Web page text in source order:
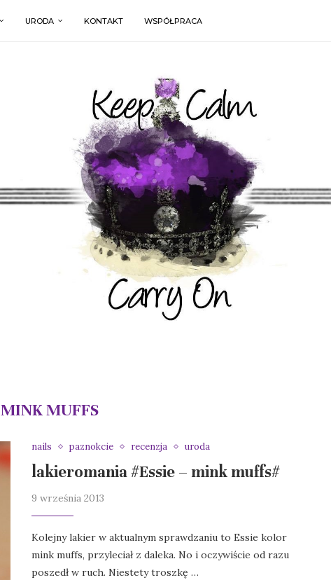
URODA KONTAKT WSPÓŁPRACA
MINK MUFFS
nails paznokcie recenzja uroda
lakieromania #Essie – mink muffs#
9 września 2013
Kolejny lakier w aktualnym sprawdzaniu to Essie kolor
mink muffs, przyleciał z daleka. No i oczywiście od razu
poszedł w ruch. Niestety troszkę …